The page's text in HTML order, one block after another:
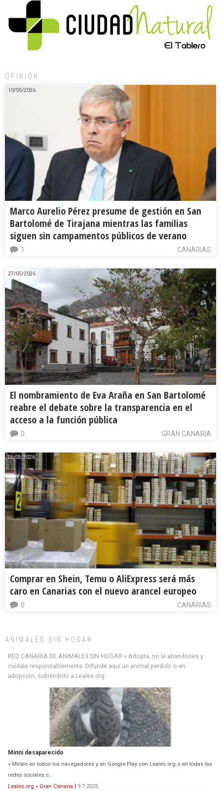
OPINIÓN
10/06/2026
Marco Aurelio Pérez presume de gestión en San
Bartolomé de Tirajana mientras las familias
siguen sin campamentos públicos de verano
CANARIAS
1
27/05/2026
El nombramiento de Eva Araña en San Bartolomé
reabre el debate sobre la transparencia en el
acceso a la función pública
GRAN CANARIA
0
25/05/2026
Comprar en Shein, Temu o AliExpress será más
caro en Canarias con el nuevo arancel europeo
CANARIAS
0
ANIMALES SIN HOGAR
RED CANARIA DE ANIMALES SIN HOGAR » Adopta, no le abandones y
cuídale responsablemente. Difunde aquí un animal perdido o en
adopción, subiéndolo a Leales.org
Minni desaparecido
» Míralo en todos los navegadores y en Google Play con Leales.org o en todas las
redes sociales c...
Leales.org » Gran Canaria | 9.7.2025